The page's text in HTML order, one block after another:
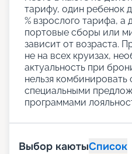
тарифу, один ребенок
% взрослого тарифа, а
портовые сборы или
зависит от возраста.
не на всех круизах,
актуальность при
нельзя комбинировать
специальными
программами
Выбор каютыСписок